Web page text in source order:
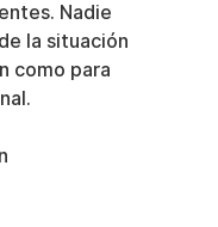
Nadie
la situación
como para